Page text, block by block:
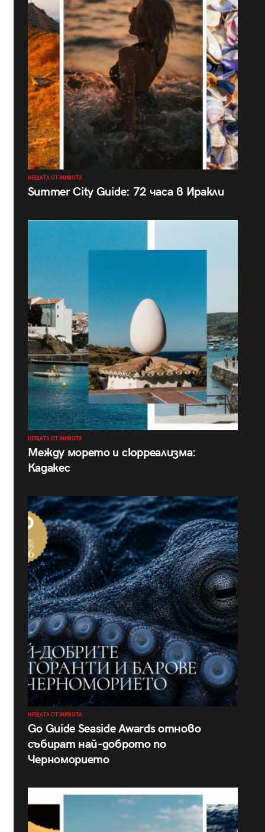
НЕЩАТА ОТ ЖИВОТА
Summer City Guide: 72 часа в Иракли
НЕЩАТА ОТ ЖИВОТА
Между морето и сюрреализма:
Кадакес
НЕЩАТА ОТ ЖИВОТА
Go Guide Seaside Awards отново
събират най-доброто по
Черноморието